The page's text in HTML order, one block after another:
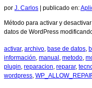
por J. Carlos | publicado en:
Método para activar y
datos de WordPress
activar, archivo base de datos
información manual metodo
plugin reparacion reparar,
wordpress